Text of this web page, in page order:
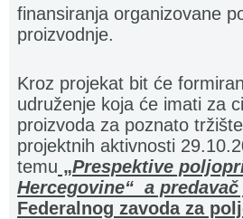
finansiranja organizovane
proizvodnje.
Kroz projekat bit će
udruženje koja će imati za
proizvoda za poznato
projektnih aktivnosti
temu „Prespektive
Hercegovine“ a
Federalnog zavoda za